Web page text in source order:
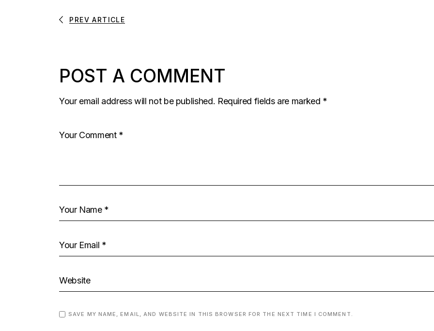
PREV ARTICLE
POST A COMMENT
Your email address will not be published. Required fields are marked *
SAVE MY NAME, EMAIL, AND WEBSITE IN THIS BROWSER FOR THE NEXT TIME I COMMENT.